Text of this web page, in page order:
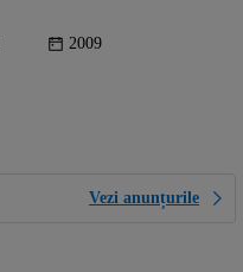
2009
Vezi anunțurile